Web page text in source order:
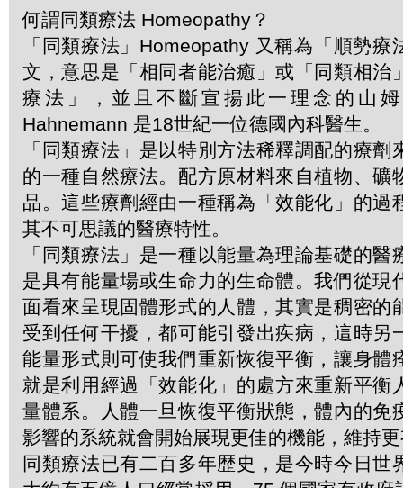
何謂同類療法 Homeopathy？
「同類療法」Homeopathy 又稱為「順勢療
文，意思是「相同者能治癒」或「同類相治
療法」，並且不斷宣揚此一理念的山
Hahnemann 是18世紀一位德國內科醫生。
「同類療法」是以特別方法稀釋調配的療劑
的一種自然療法。配方原材料來自植物、礦
品。這些療劑經由一種稱為「效能化」的過
其不可思議的醫療特性。
「同類療法」是一種以能量為理論基礎的醫
是具有能量場或生命力的生命體。我們從現
面看來呈現固體形式的人體，其實是稠密的
受到任何干擾，都可能引發出疾病，這時另
能量形式則可使我們重新恢復平衡，讓身體
就是利用經過「效能化」的處方來重新平衡
量體系。人體一旦恢復平衡狀態，體內的免
影響的系統就會開始展現更佳的機能，維持
同類療法已有二百多年歴史，是今時今日世